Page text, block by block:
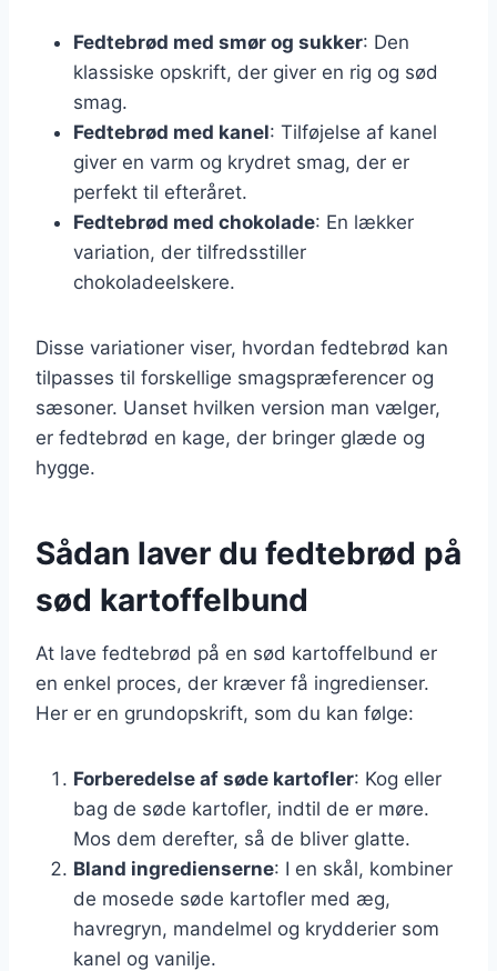
Fedtebrød med smør og sukker: Den
klassiske opskrift, der giver en rig og sød
smag.
Fedtebrød med kanel: Tilføjelse af kanel
giver en varm og krydret smag, der er
perfekt til efteråret.
Fedtebrød med chokolade: En lækker
variation, der tilfredsstiller
chokoladeelskere.
Disse variationer viser, hvordan fedtebrød kan
tilpasses til forskellige smagspræferencer og
sæsoner. Uanset hvilken version man vælger,
er fedtebrød en kage, der bringer glæde og
hygge.
Sådan laver du fedtebrød på
sød kartoffelbund
At lave fedtebrød på en sød kartoffelbund er
en enkel proces, der kræver få ingredienser.
Her er en grundopskrift, som du kan følge:
Forberedelse af søde kartofler: Kog eller
bag de søde kartofler, indtil de er møre.
Mos dem derefter, så de bliver glatte.
Bland ingredienserne: I en skål, kombiner
de mosede søde kartofler med æg,
havregryn, mandelmel og krydderier som
kanel og vanilje.